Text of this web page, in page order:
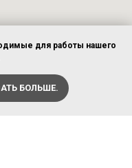
для работы нашего
БОЛЬШЕ.